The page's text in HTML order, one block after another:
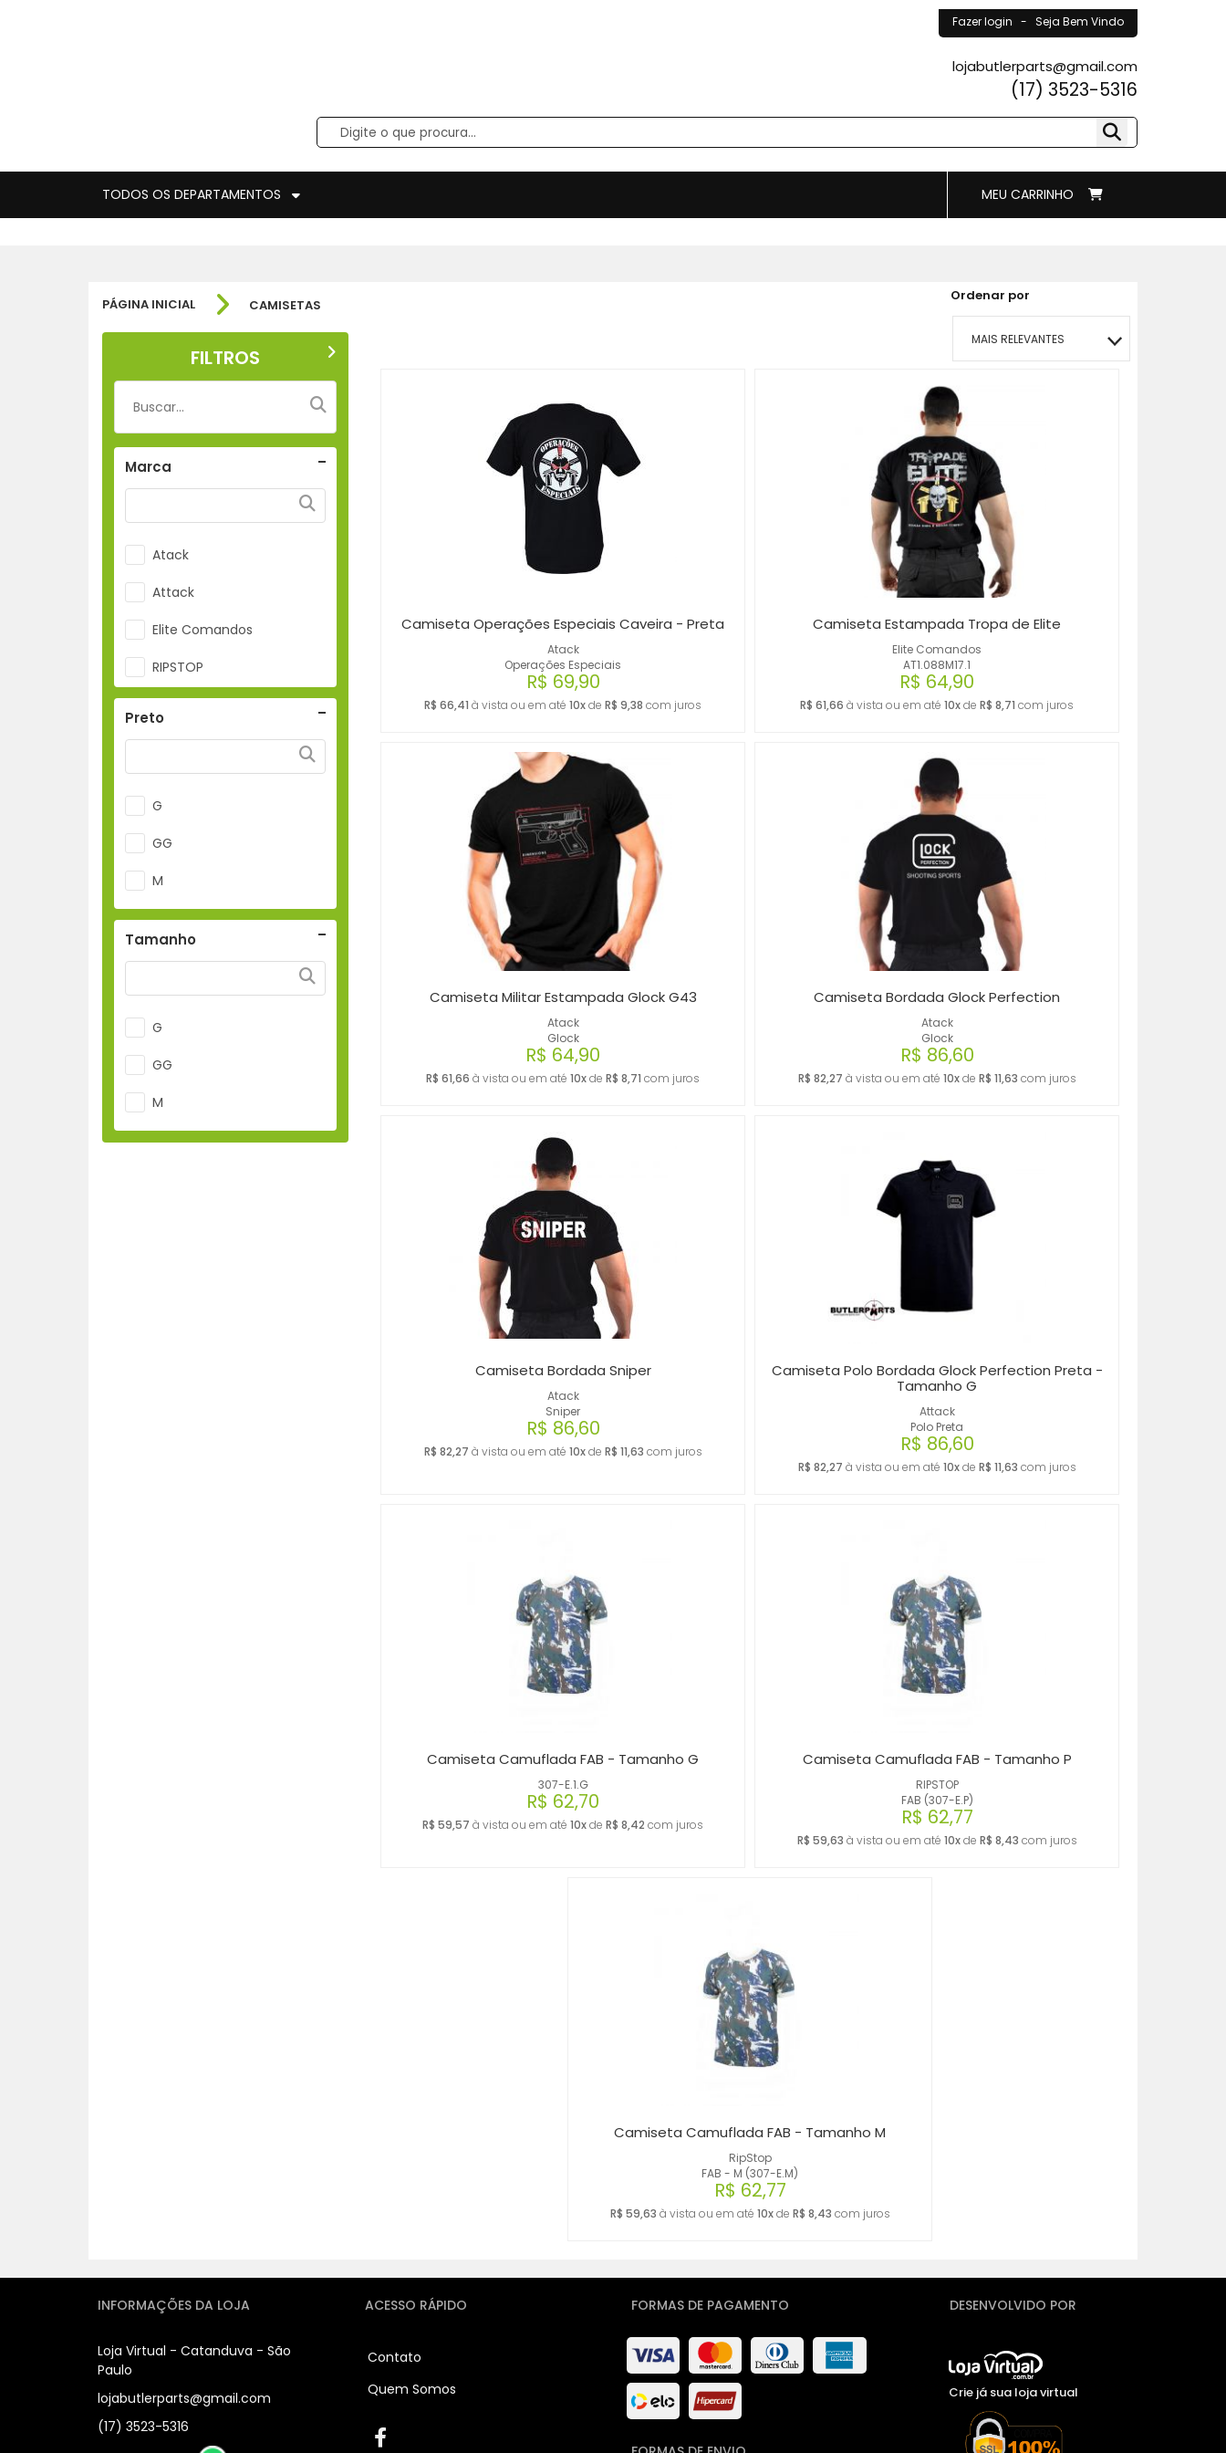
Fazer login - Seja Bem Vindo
lojabutlerparts@gmail.com
(17) 3523-5316
TODOS OS DEPARTAMENTOS MEU CARRINHO
PÁGINA INICIAL CAMISETAS
Ordenar por
MAIS RELEVANTES
MAIOR PREÇO
A - Z
FILTROS
Marca
Atack
Attack
Elite Comandos
RIPSTOP
Preto
G
GG
M
Tamanho
G
GG
M
Atack
Operações Especiais
Camiseta Operações Especiais Caveira - Preta
R$ 69,90
R$ 66,41 à vista ou em até 10xde R$ 9,38 com juros
Elite Comandos
AT1.088M17.1
Camiseta Estampada Tropa de Elite
R$ 64,90
R$ 61,66 à vista ou em até 10xde R$ 8,71 com juros
Atack
Glock
Camiseta Militar Estampada Glock G43
R$ 64,90
R$ 61,66 à vista ou em até 10xde R$ 8,71 com juros
Atack
Glock
Camiseta Bordada Glock Perfection
R$ 86,60
R$ 82,27 à vista ou em até 10xde R$ 11,63 com juros
Atack
Sniper
Camiseta Bordada Sniper
R$ 86,60
R$ 82,27 à vista ou em até 10xde R$ 11,63 com juros
Attack
Polo Preta
Camiseta Polo Bordada Glock Perfection Preta -
Tamanho G
R$ 86,60
R$ 82,27 à vista ou em até 10xde R$ 11,63 com juros
307-E.1.G
Camiseta Camuflada FAB - Tamanho G
R$ 62,70
R$ 59,57 à vista ou em até 10xde R$ 8,42 com juros
RIPSTOP
FAB (307-E.P)
Camiseta Camuflada FAB - Tamanho P
R$ 62,77
R$ 59,63 à vista ou em até 10xde R$ 8,43 com juros
RipStop
FAB - M (307-E.M)
Camiseta Camuflada FAB - Tamanho M
R$ 62,77
R$ 59,63 à vista ou em até 10xde R$ 8,43 com juros
INFORMAÇÕES DA LOJA
Loja Virtual - Catanduva - São
Paulo
lojabutlerparts@gmail.com
(17) 3523-5316
ACESSO RÁPIDO
Contato
Quem Somos
FORMAS DE PAGAMENTO DESENVOLVIDO POR
Crie já sua loja virtual